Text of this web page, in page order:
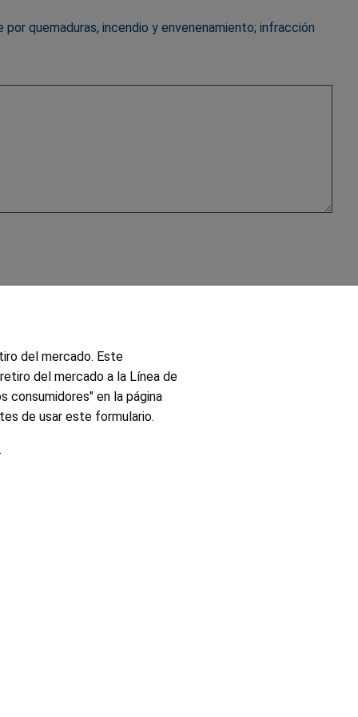
quemaduras, incendio y envenenamiento; infracción
del mercado. Este
del mercado a la Línea de
consumidores" en la página
de usar este formulario.
para identificar tendencias, determinar si una empresa está
adicionales. Esta información también ayudará a CPSC a
a toda la línea. Preste atención a los números de
solicitada. Esto puede incluir el envío de